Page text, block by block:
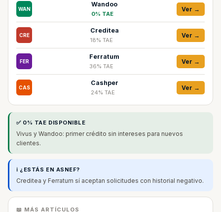
WAN
Wandoo
0% TAE
Ver →
CRE
Creditea
18% TAE
Ver →
FER
Ferratum
36% TAE
Ver →
CAS
Cashper
24% TAE
Ver →
✅ 0% TAE DISPONIBLE
Vivus y Wandoo: primer crédito sin intereses para nuevos
clientes.
ℹ️ ¿ESTÁS EN ASNEF?
Creditea y Ferratum sí aceptan solicitudes con historial negativo.
📖 MÁS ARTÍCULOS